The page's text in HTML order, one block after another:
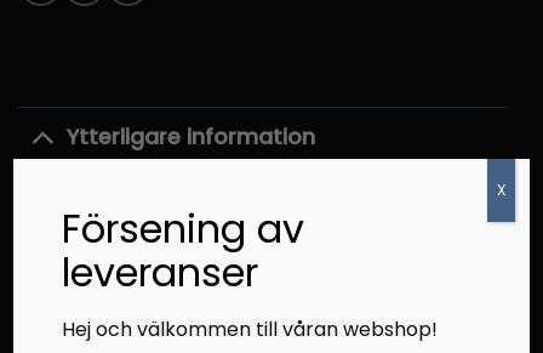
Ytterligare information
VIKT 1 kg
RELATERADE PRODUKTER
Försening av
leveranser
Hej och välkommen till våran webshop!
X